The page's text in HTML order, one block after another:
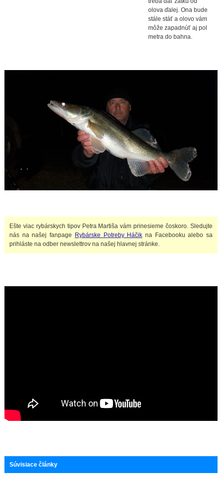
olova ďalej. Ona bude
stále stáť a olovo vám
môže zapadnúť aj pol
metra do bahna.
Ešte viac rybárskych tipov Petra Martiša vám prinesieme čoskoro. Sledujte
nás na našej fanpage Rybárske Potreby Háčik na Facebooku alebo sa
prihláste na odber newslettrov na našej hlavnej stránke.
Súvisiace články